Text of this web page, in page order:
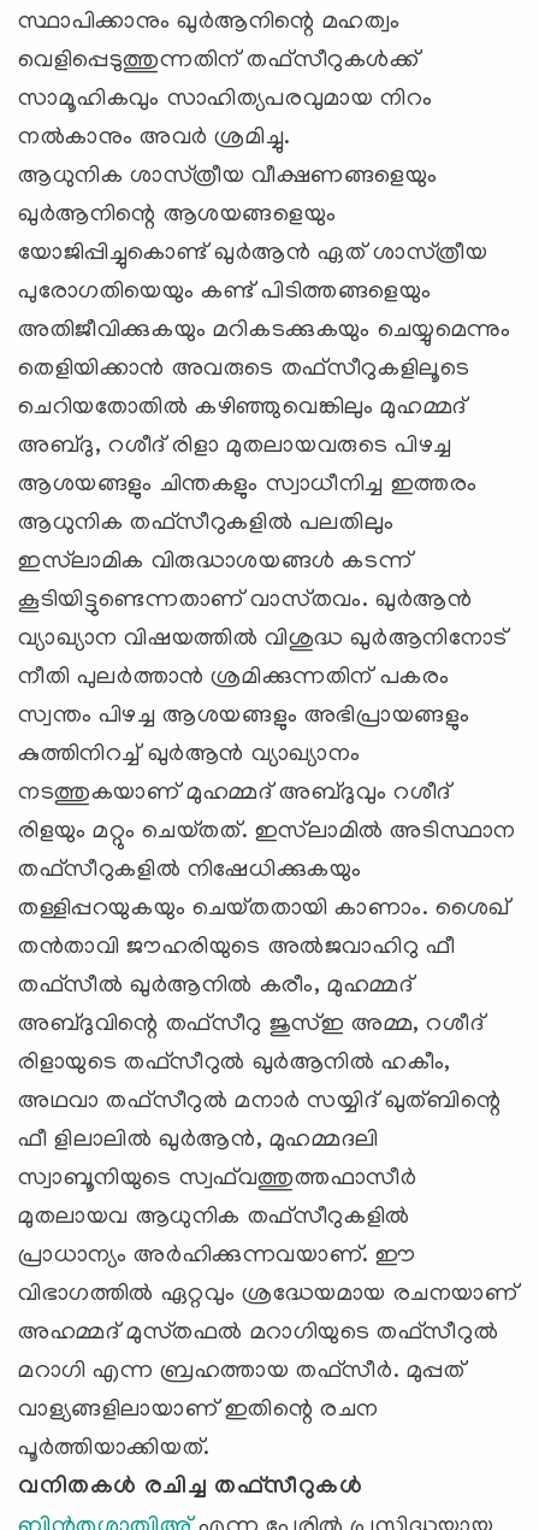
സ്ഥാപിക്കാനും ഖുര്‍ആനിന്റെ മഹത്വം
വെളിപ്പെടുത്തുന്നതിന്‌ തഫ്‌സീറുകള്‍ക്ക്‌
സാമൂഹികവും സാഹിത്യപരവുമായ നിറം
നല്‍കാനും അവര്‍ ശ്രമിച്ചു.
ആധുനിക ശാസ്‌ത്രീയ വീക്ഷണങ്ങളെയും
ഖുര്‍ആനിന്റെ ആശയങ്ങളെയും
യോജിപ്പിച്ചുകൊണ്ട്‌ ഖുര്‍ആന്‍ ഏത്‌ ശാസ്‌ത്രീയ
പുരോഗതിയെയും കണ്ട്‌ പിടിത്തങ്ങളെയും
അതിജീവിക്കുകയും മറികടക്കുകയും ചെയ്യുമെന്നും
തെളിയിക്കാന്‍ അവരുടെ തഫ്‌സീറുകളിലൂടെ
ചെറിയതോതില്‍ കഴിഞ്ഞുവെങ്കിലും മുഹമ്മദ്‌
അബ്ദു, റശീദ്‌ രിളാ മുതലായവരുടെ പിഴച്ച
ആശയങ്ങളും ചിന്തകളും സ്വാധീനിച്ച ഇത്തരം
ആധുനിക തഫ്‌സീറുകളില്‍ പലതിലും
ഇസ്‌ലാമിക വിരുദ്ധാശയങ്ങള്‍ കടന്ന്‌
കൂടിയിട്ടുണ്ടെന്നതാണ്‌ വാസ്‌തവം. ഖുര്‍ആന്‍
വ്യാഖ്യാന വിഷയത്തില്‍ വിശുദ്ധ ഖുര്‍ആനിനോട്‌
നീതി പുലര്‍ത്താന്‍ ശ്രമിക്കുന്നതിന്‌ പകരം
സ്വന്തം പിഴച്ച ആശയങ്ങളും അഭിപ്രായങ്ങളും
കുത്തിനിറച്ച്‌ ഖുര്‍ആന്‍ വ്യാഖ്യാനം
നടത്തുകയാണ്‌ മുഹമ്മദ്‌ അബ്ദുവും റശീദ്‌
രിളയും മറ്റും ചെയ്‌തത്‌. ഇസ്‌ലാമില്‍ അടിസ്ഥാന
തഫ്‌സീറുകളില്‍ നിഷേധിക്കുകയും
തള്ളിപ്പറയുകയും ചെയ്‌തതായി കാണാം. ശൈഖ്‌
തന്‍താവി ജൗഹരിയുടെ അല്‍ജവാഹിറു ഫീ
തഫ്‌സീല്‍ ഖുര്‍ആനില്‍ കരീം, മുഹമ്മദ്‌
അബ്ദുവിന്റെ തഫ്‌സീറു ജുസ്‌ഇ അമ്മ, റശീദ്‌
രിളായുടെ തഫ്‌സീറുല്‍ ഖുര്‍ആനില്‍ ഹകീം,
അഥവാ തഫ്‌സീറുല്‍ മനാര്‍ സയ്യിദ്‌ ഖുത്‌ബിന്റെ
ഫീ ളിലാലില്‍ ഖുര്‍ആന്‍, മുഹമ്മദലി
സ്വാബൂനിയുടെ സ്വഫ്‌വത്തുത്തഫാസീര്‍
മുതലായവ ആധുനിക തഫ്‌സീറുകളില്‍
പ്രാധാന്യം അര്‍ഹിക്കുന്നവയാണ്‌. ഈ
വിഭാഗത്തില്‍ ഏറ്റവും ശ്രദ്ധേയമായ രചനയാണ്‌
അഹമ്മദ്‌ മുസ്‌തഫല്‍ മറാഗിയുടെ തഫ്‌സീറുല്‍
മറാഗി എന്ന ബ്രഹത്തായ തഫ്‌സീര്‍. മുപ്പത്‌
വാള്യങ്ങളിലായാണ്‌ ഇതിന്റെ രചന
പൂര്‍ത്തിയാക്കിയത്‌.
വനിതകള്‍ രചിച്ച തഫ്‌സീറുകള്‍